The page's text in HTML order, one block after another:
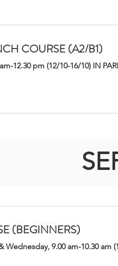
COURSE (A2/B1)
12.30 pm (12/10-16/10) IN
9.00 am-10.30 am
(BEGINNERS)
Wednesday, 9.00 am-10.30 am